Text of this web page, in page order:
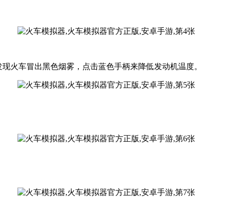
火车冒出黑色烟雾，点击蓝色手柄来降低发动机温度。